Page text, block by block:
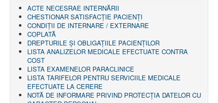
ACTE NECESRAE INTERNĂRII
CHESTIONAR SATISFACŢIE PACIENŢI
CONDIȚII DE INTERNARE / EXTERNARE
COPLATĂ
DREPTURILE ŞI OBLIGAŢIILE PACIENȚILOR
LISTA ANALIZELOR MEDICALE EFECTUATE CONTRA
COST
LISTA EXAMENELOR PARACLINICE
LISTA TARIFELOR PENTRU SERVICIILE MEDICALE
EFECTUATE LA CERERE
NOTĂ DE INFORMARE PRIVIND PROTECŢIA DATELOR CU